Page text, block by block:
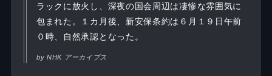
ラックに放火し、深夜の国会周辺は凄惨な雰囲気に
包まれた。１カ月後、新安保条約は６月１９日午前
０時、自然承認となった。
by NHK アーカイブス